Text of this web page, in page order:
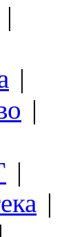
|
|
|
|
|